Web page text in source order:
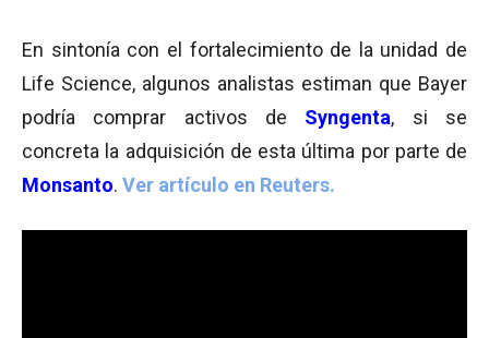
En sintonía con el fortalecimiento de la unidad de
Life Science, algunos analistas estiman que Bayer
podría comprar activos de Syngenta, si se
concreta la adquisición de esta última por parte de
Monsanto. Ver artículo en Reuters.